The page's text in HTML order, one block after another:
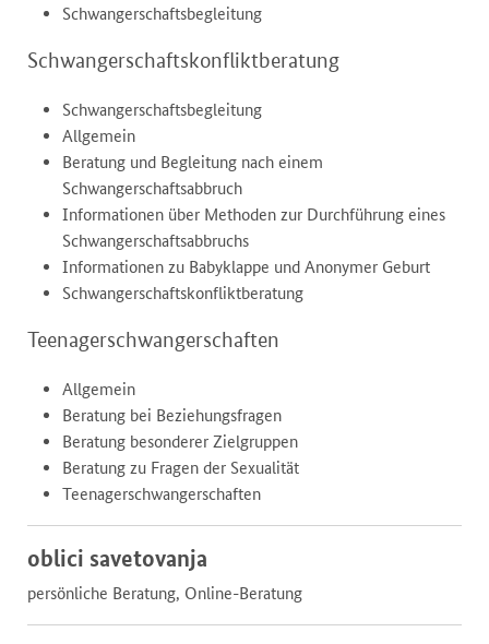
Schwangerschaftsbegleitung
Schwangerschaftskonfliktberatung
Schwangerschaftsbegleitung
Allgemein
Beratung und Begleitung nach einem
Schwangerschaftsabbruch
Informationen über Methoden zur Durchführung eines
Schwangerschaftsabbruchs
Informationen zu Babyklappe und Anonymer Geburt
Schwangerschaftskonfliktberatung
Teenagerschwangerschaften
Allgemein
Beratung bei Beziehungsfragen
Beratung besonderer Zielgruppen
Beratung zu Fragen der Sexualität
Teenagerschwangerschaften
oblici savetovanja
persönliche Beratung, Online-Beratung